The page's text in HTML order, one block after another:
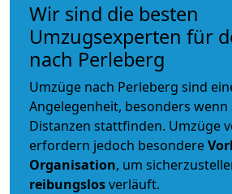
Wir sind die besten
Umzugsexperten für
nach Perleberg
Umzüge nach Perleberg sind
Angelegenheit, besonders
Distanzen stattfinden. Umzüge
erfordern jedoch besondere
Organisation, um
reibungslosverläuft.